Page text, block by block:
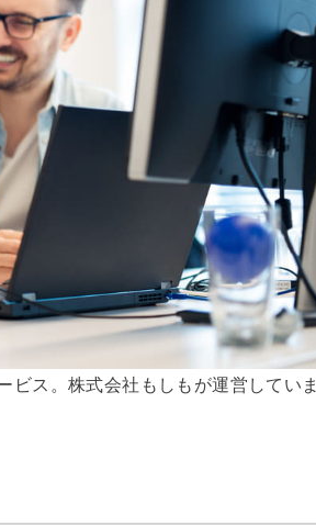
ビス。株式会社もしもが運営していま